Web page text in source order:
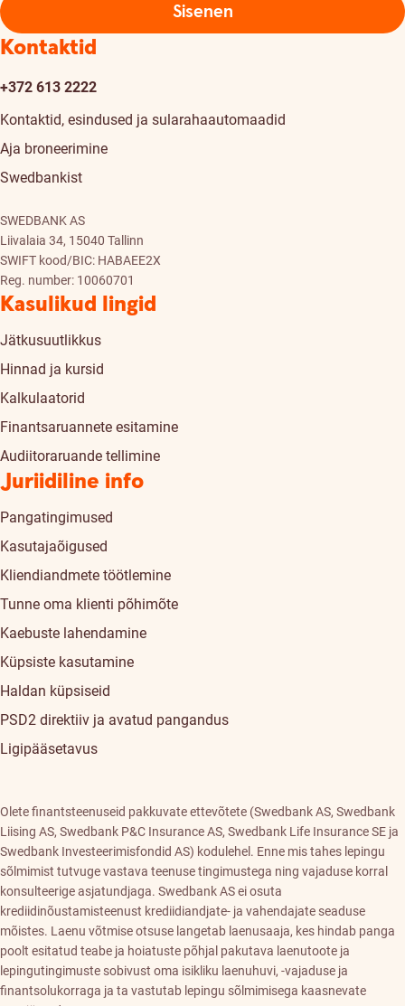
Sisenen
Kontaktid
+372 613 2222
Kontaktid, esindused ja sularahaautomaadid
Aja broneerimine
Swedbankist
SWEDBANK AS
Liivalaia 34, 15040 Tallinn
SWIFT kood/BIC: HABAEE2X
Reg. number: 10060701
Kasulikud lingid
Jätkusuutlikkus
Hinnad ja kursid
Kalkulaatorid
Finantsaruannete esitamine
Audiitoraruande tellimine
Juriidiline info
Pangatingimused
Kasutajaõigused
Kliendiandmete töötlemine
Tunne oma klienti põhimõte
Kaebuste lahendamine
Küpsiste kasutamine
Haldan küpsiseid
PSD2 direktiiv ja avatud pangandus
Ligipääsetavus
Olete finantsteenuseid pakkuvate ettevõtete (Swedbank AS, Swedbank
Liising AS, Swedbank P&C Insurance AS, Swedbank Life Insurance SE ja
Swedbank Investeerimisfondid AS) kodulehel. Enne mis tahes lepingu
sõlmimist tutvuge vastava teenuse tingimustega ning vajaduse korral
konsulteerige asjatundjaga. Swedbank AS ei osuta
krediidinõustamisteenust krediidiandjate- ja vahendajate seaduse
mõistes. Laenu võtmise otsuse langetab laenusaaja, kes hindab panga
poolt esitatud teabe ja hoiatuste põhjal pakutava laenutoote ja
lepingutingimuste sobivust oma isikliku laenuhuvi, -vajaduse ja
finantsolukorraga ja ta vastutab lepingu sõlmimisega kaasnevate